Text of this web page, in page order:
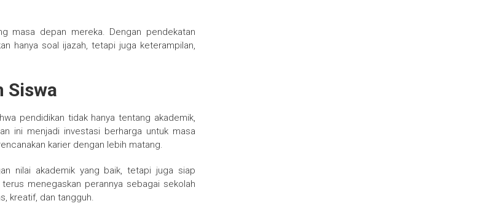
masa depan mereka. Dengan pendekatan
hanya soal ijazah, tetapi juga keterampilan,
Siswa
pendidikan tidak hanya tentang akademik,
ini menjadi investasi berharga untuk masa
karier dengan lebih matang.
nilai akademik yang baik, tetapi juga siap
menegaskan perannya sebagai sekolah
kreatif, dan tangguh.